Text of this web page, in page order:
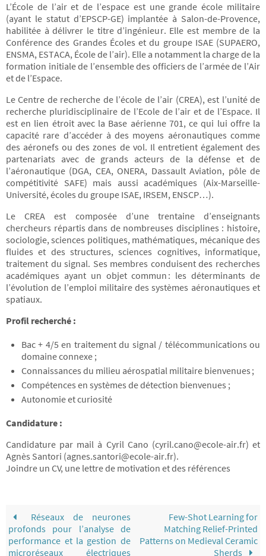
L’École de l’air et de l’espace est une grande école militaire
(ayant le statut d’EPSCP-GE) implantée à Salon-de-Provence,
habilitée à délivrer le titre d’ingénieur. Elle est membre de la
Conférence des Grandes Écoles et du groupe ISAE (SUPAERO,
ENSMA, ESTACA, École de l’air). Elle a notamment la charge de la
formation initiale de l’ensemble des officiers de l’armée de l’Air
et de l’Espace.
Le Centre de recherche de l’école de l’air (CREA), est l’unité de
recherche pluridisciplinaire de l’Ecole de l’air et de l’Espace. Il
est en lien étroit avec la Base aérienne 701, ce qui lui offre la
capacité rare d’accéder à des moyens aéronautiques comme
des aéronefs ou des zones de vol. Il entretient également des
partenariats avec de grands acteurs de la défense et de
l’aéronautique (DGA, CEA, ONERA, Dassault Aviation, pôle de
compétitivité SAFE) mais aussi académiques (Aix-Marseille-
Université, écoles du groupe ISAE, IRSEM, ENSCP…).
Le CREA est composée d’une trentaine d’enseignants
chercheurs répartis dans de nombreuses disciplines : histoire,
sociologie, sciences politiques, mathématiques, mécanique des
fluides et des structures, sciences cognitives, informatique,
traitement du signal. Ses membres conduisent des recherches
académiques ayant un objet commun : les déterminants de
l’évolution de l’emploi militaire des systèmes aéronautiques et
spatiaux.
Profil recherché :
Bac + 4/5 en traitement du signal / télécommunications ou
domaine connexe ;
Connaissances du milieu aérospatial militaire bienvenues ;
Compétences en systèmes de détection bienvenues ;
Autonomie et curiosité
Candidature :
Candidature par mail à Cyril Cano (cyril.cano@ecole-air.fr) et
Agnès Santori (agnes.santori@ecole-air.fr).
Joindre un CV, une lettre de motivation et des références
Réseaux de neurones
profonds pour l’analyse de
performance et la gestion de
microréseaux électriques
Few-Shot Learning for
Matching Relief-Printed
Patterns on Medieval Ceramic
Sherds